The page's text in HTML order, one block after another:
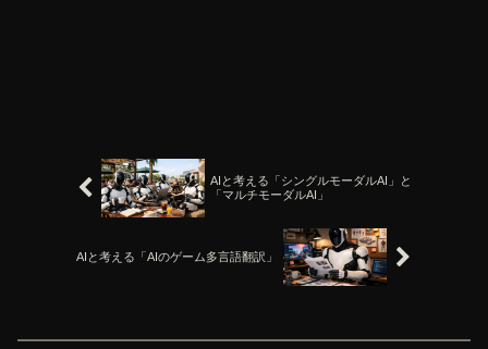
AIと考える「シングルモーダルAI」と
「マルチモーダルAI」
AIと考える「AIのゲーム多言語翻訳」